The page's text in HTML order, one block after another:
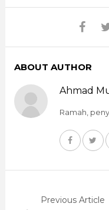
ABOUT AUTHOR
Ahmad
Ramah,
Previous Article